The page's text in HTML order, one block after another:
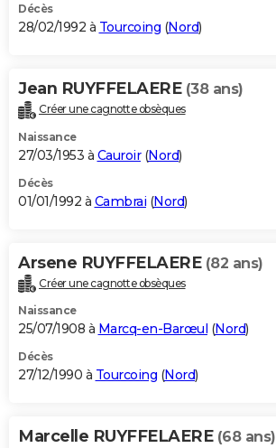
Décès
28/02/1992 à Tourcoing (Nord)
Jean RUYFFELAERE (38 ans)
Créer une cagnotte obsèques
Naissance
27/03/1953 à Cauroir(Nord)
Décès
01/01/1992 à Cambrai (Nord)
Arsene RUYFFELAERE (82 ans)
Créer une cagnotte obsèques
Naissance
25/07/1908 à Marcq-en-Barœul (Nord)
Décès
27/12/1990 à Tourcoing (Nord)
Marcelle RUYFFELAERE (68 ans)